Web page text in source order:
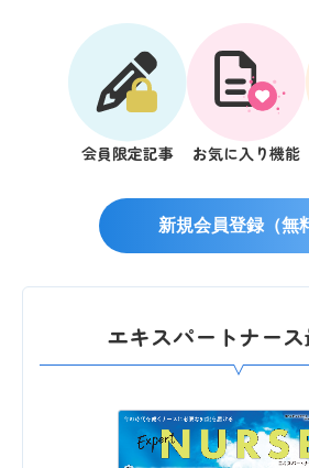
会員限定記事 お気に入り機能
新規会員登録（無
エキスパートナー